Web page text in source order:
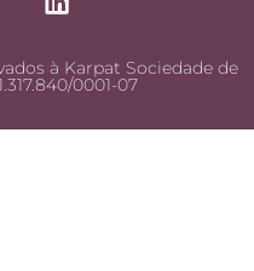
à Karpat Sociedade de
0001-07